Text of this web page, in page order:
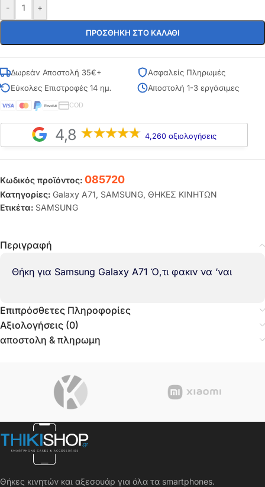
- +
ΠΡΟΣΘΉΚΗ ΣΤΟ ΚΑΛΆΘΙ
Δωρεάν Αποστολή 35€+
Ασφαλείς Πληρωμές
Εύκολες Επιστροφές 14 ημ.
Αποστολή 1-3 εργάσιμες
COD
4,8 4,260 αξιολογήσεις
Κωδικός προϊόντος: 085720
Κατηγορίες: Galaxy A71, SAMSUNG, ΘΗΚΕΣ ΚΙΝΗΤΩΝ
Ετικέτα: SAMSUNG
Περιγραφή
Θήκη για Samsung Galaxy A71 Ό,τι φακιν να ‘ναι
Επιπρόσθετες Πληροφορίες
Αξιολογήσεις (0)
αποστολη & πληρωμη
Θήκες κινητών και αξεσουάρ για όλα τα smartphones.